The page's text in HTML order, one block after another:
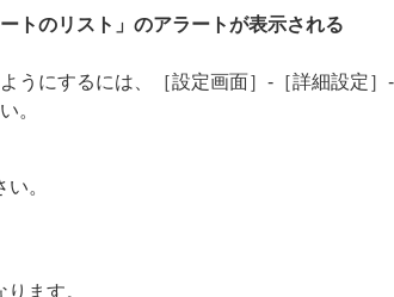
トのリスト」のアラートが表示される
うにするには、［設定画面］-［詳細設定
。
。
ます。